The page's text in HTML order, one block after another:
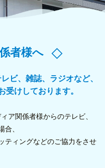
者様へ
ビ、雑誌、ラジオなど、
けしております。
ア関係者様からのテレビ、
、
ティングなどのご協力をさせ